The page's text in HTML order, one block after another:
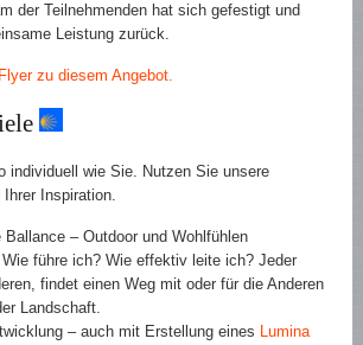
der Teilnehmenden hat sich gefestigt und
Leistung zurück.
zu diesem Angebot.
individuell wie Sie. Nutzen Sie unsere
Inspiration.
Ballance – Outdoor und Wohlfühlen
führe ich? Wie effektiv leite ich? Jeder
findet einen Weg mit oder für die Anderen
Landschaft.
– auch mit Erstellung eines Lumina